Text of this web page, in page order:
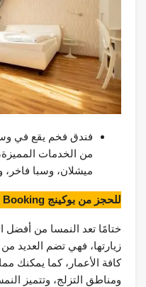
فندق فخم يقع في
من الخدمات
ميشلان، وسبا فاخر،
للحجز من بوكينج Booking
ختامًا تعد النمسا من أفضل
زيارتها، فهي تضم العديد
كافة الأعمار، كما يمكنك
ومناطق التزلج، وتتميز